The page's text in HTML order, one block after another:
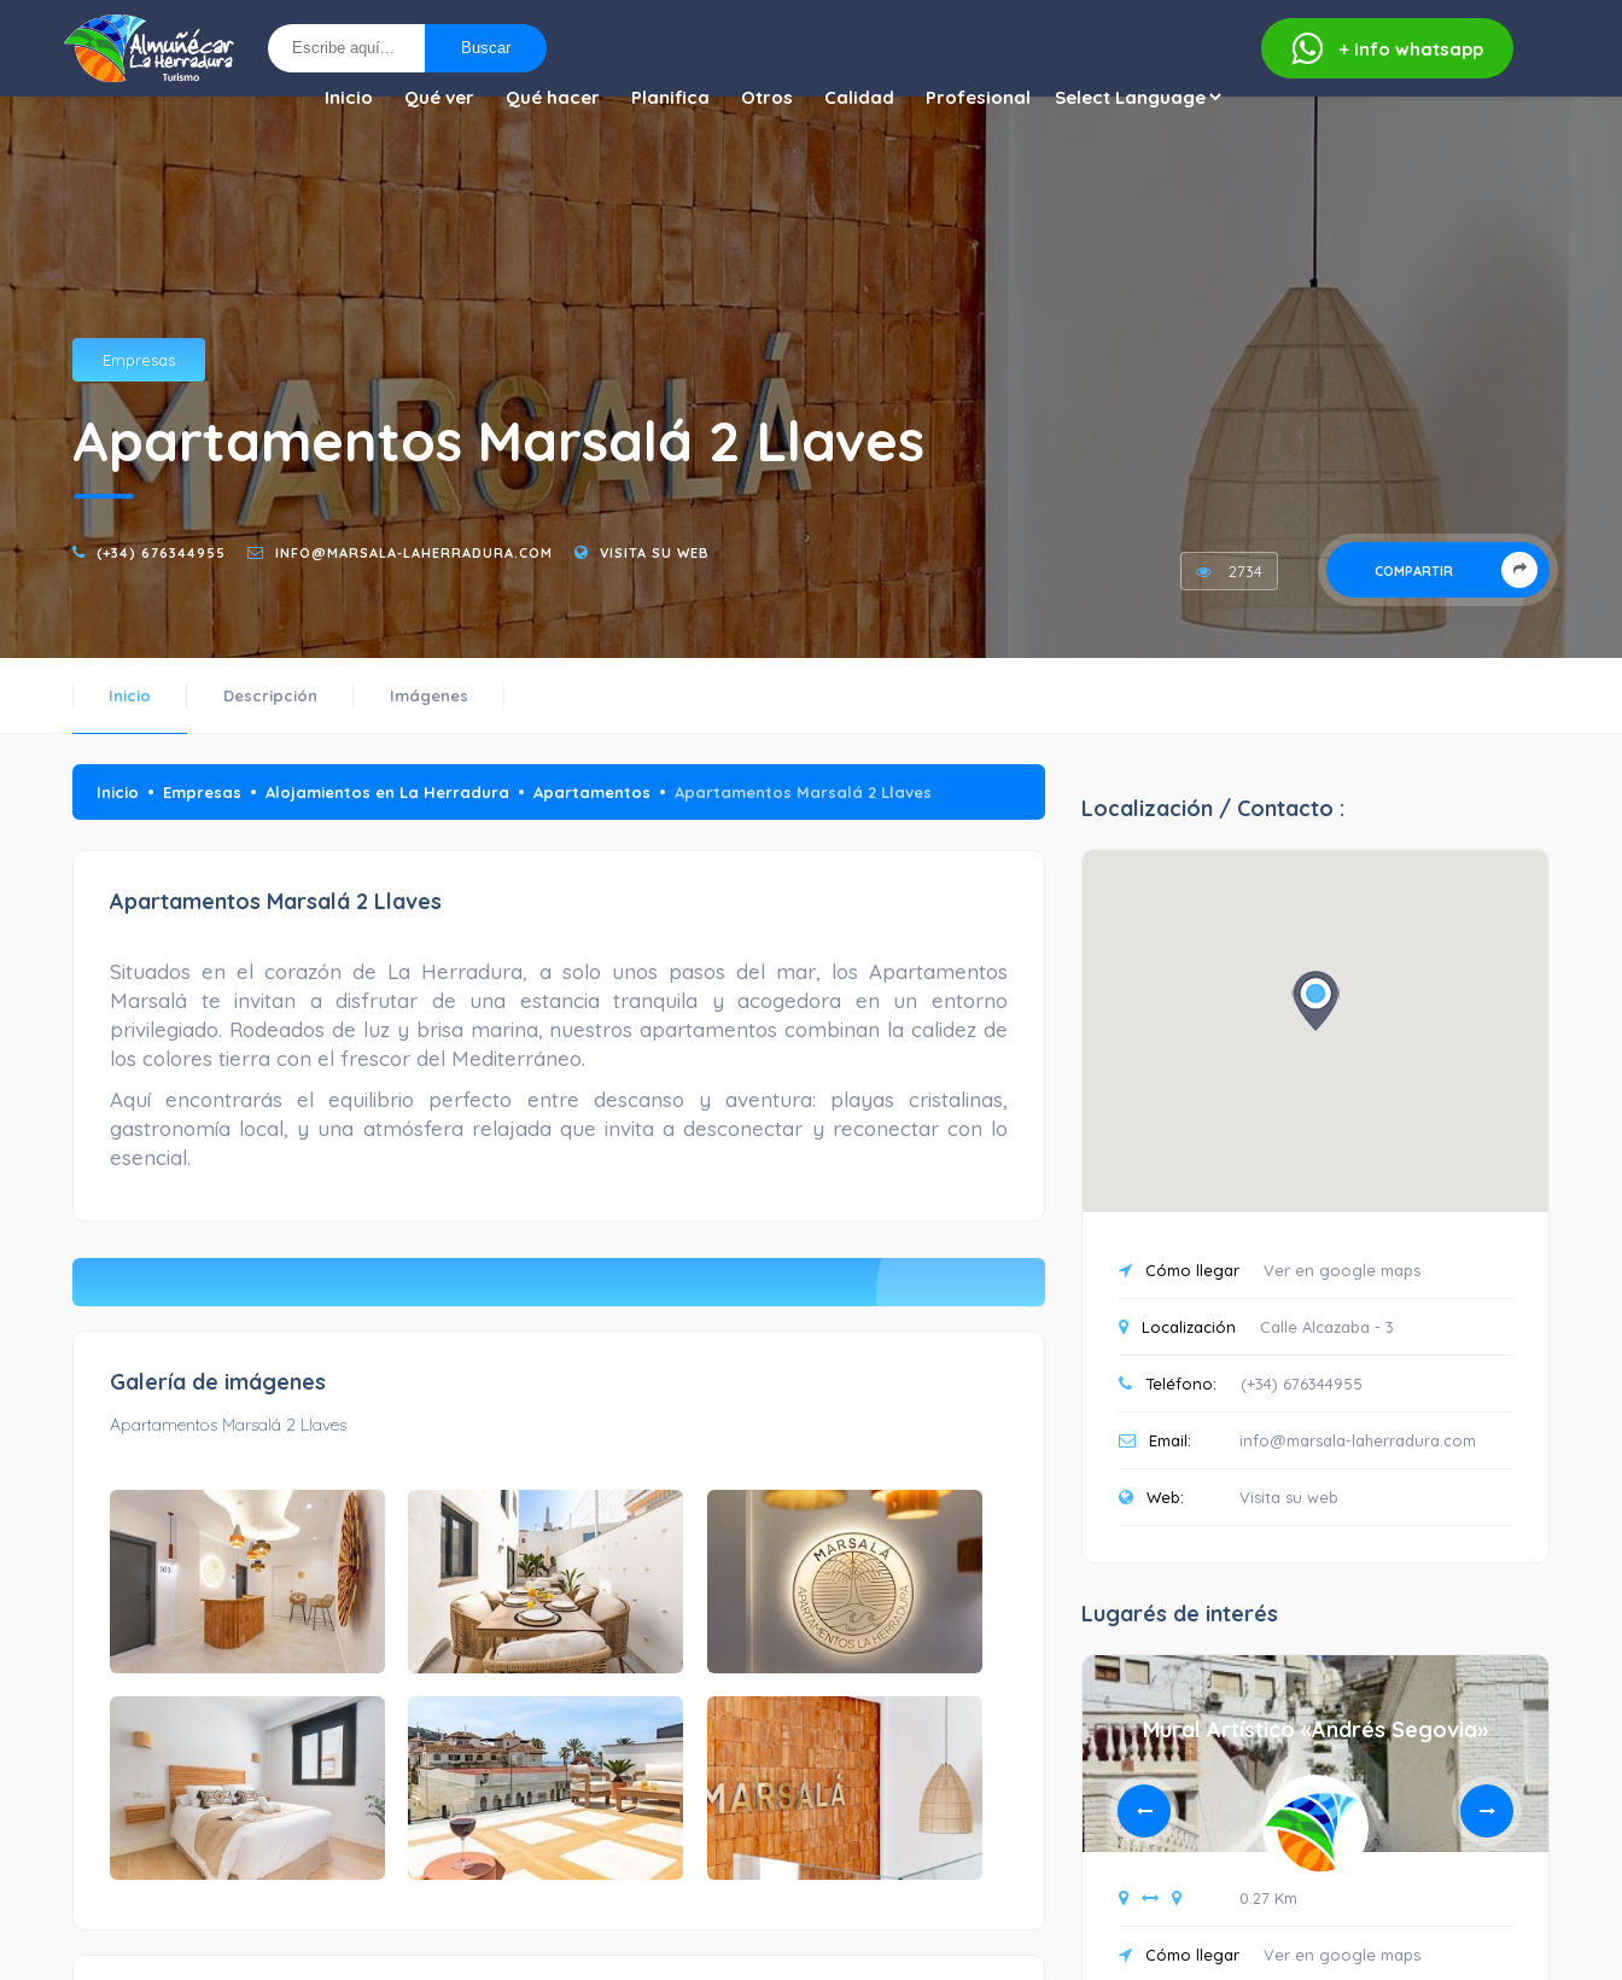
Buscar + info whatsapp
Inicio Qué ver Qué hacer Planifica Otros Calidad Profesional
Empresas
Apartamentos Marsalá 2 Llaves
(+34) 676344955 INFO@MARSALA-LAHERRADURA.COM
VISITA SU WEB
COMPARTIR
2734
Inicio Descripción Imágenes
Inicio Empresas Alojamientos en La Herradura Apartamentos Apartamentos Marsalá 2 Llaves
Apartamentos Marsalá 2 Llaves
Situados en el corazón de La Herradura, a solo unos pasos del mar, los Apartamentos
Marsalá te invitan a disfrutar de una estancia tranquila y acogedora en un entorno
privilegiado. Rodeados de luz y brisa marina, nuestros apartamentos combinan la calidez de
los colores tierra con el frescor del Mediterráneo.
Aquí encontrarás el equilibrio perfecto entre descanso y aventura: playas cristalinas,
gastronomía local, y una atmósfera relajada que invita a desconectar y reconectar con lo
esencial.
Galería de imágenes
Apartamentos Marsalá 2 Llaves
Localización / Contacto :
Cómo llegar Ver en google maps
Localización Calle Alcazaba - 3
Teléfono: (+34) 676344955
Email: info@marsala-laherradura.com
Web: Visita su web
Lugarés de interés
Mural «Cuatro muchachas cogiendo
flores en el campo»
Mural Artístico «Andrés Segovia»
0.27 Km
Cómo llegar Ver en google maps